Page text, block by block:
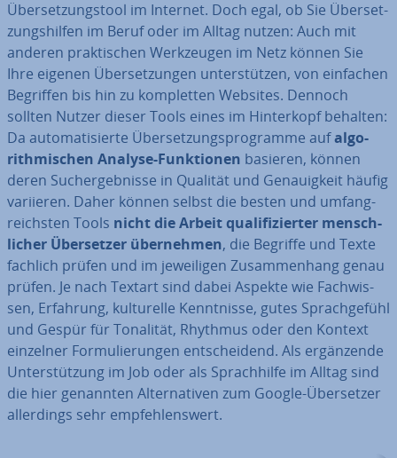
Über­set­zungs­tool im Internet. Doch egal, ob Sie Über­set­
zungs­hil­fen im Beruf oder im Alltag nutzen: Auch mit
anderen prak­ti­schen Werk­zeu­gen im Netz können Sie
Ihre eigenen Über­set­zun­gen un­ter­stüt­zen, von einfachen
Begriffen bis hin zu kom­plet­ten Websites. Dennoch
sollten Nutzer dieser Tools eines im Hin­ter­kopf behalten:
Da au­to­ma­ti­sier­te Über­set­zungs­pro­gram­me aufal­go­
rith­mi­schen Analyse-Funk­tio­nen basieren, können
deren Such­ergeb­nis­se in Qualität und Ge­nau­ig­keit häufig
variieren. Daher können selbst die besten und um­fang­
reichs­ten Tools nicht die Arbeit qua­li­fi­zier­ter mensch­
li­cher Über­set­zer über­neh­men, die Begriffe und Texte
fachlich prüfen und im je­wei­li­gen Zu­sam­men­hang genau
prüfen. Je nach Textart sind dabei Aspekte wie Fach­wis­
sen, Erfahrung, kul­tu­rel­le Kennt­nis­se, gutes Sprach­ge­fühl
und Gespür für Tonalität, Rhythmus oder den Kontext
einzelner For­mu­lie­run­gen ent­schei­dend. Als er­gän­zen­de
Un­ter­stüt­zung im Job oder als Sprach­hil­fe im Alltag sind
die hier genannten Al­ter­na­ti­ven zum Google-Über­set­zer
al­ler­dings sehr emp­feh­lens­wert.